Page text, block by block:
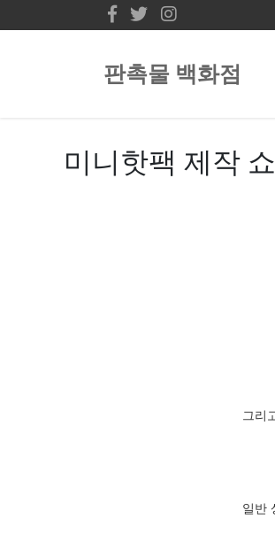
판촉물 백화점
미니핫팩 제작
그리
일반